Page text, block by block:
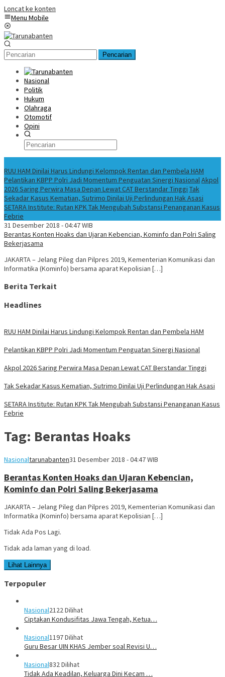
Loncat ke konten
Menu Mobile
Pencarian
Nasional
Politik
Hukum
Olahraga
Otomotif
Opini
RUU HAM Dinilai Harus Lindungi Kelompok Rentan dan Pembela HAM
Pelantikan KBPP Polri Jadi Momentum Penguatan Sinergi NasionalAkpol
2026 Saring Perwira Masa Depan Lewat CAT Berstandar Tinggi Tak
Sekadar Kasus Kematian, Sutrimo Dinilai Uji Perlindungan Hak Asasi
SETARA Institute: Rutan KPK Tak Mengubah Substansi Penanganan Kasus
Febrie
31 Desember 2018 - 04:47 WIB
Berantas Konten Hoaks dan Ujaran Kebencian, Kominfo dan Polri Saling
Bekerjasama
JAKARTA – Jelang Pileg dan Pilpres 2019, Kementerian Komunikasi dan
Informatika (Kominfo) bersama aparat Kepolisian […]
Berita Terkait
Headlines
RUU HAM Dinilai Harus Lindungi Kelompok Rentan dan Pembela HAM
Pelantikan KBPP Polri Jadi Momentum Penguatan Sinergi Nasional
Akpol 2026 Saring Perwira Masa Depan Lewat CAT Berstandar Tinggi
Tak Sekadar Kasus Kematian, Sutrimo Dinilai Uji Perlindungan Hak Asasi
SETARA Institute: Rutan KPK Tak Mengubah Substansi Penanganan Kasus
Febrie
Tag: Berantas Hoaks
Nasionaltarunabanten31 Desember 2018 - 04:47 WIB
Berantas Konten Hoaks dan Ujaran Kebencian,
Kominfo dan Polri Saling Bekerjasama
JAKARTA – Jelang Pileg dan Pilpres 2019, Kementerian Komunikasi dan
Informatika (Kominfo) bersama aparat Kepolisian […]
Tidak Ada Pos Lagi.
Tidak ada laman yang di load.
Lihat Lainnya
Terpopuler
Nasional2122 Dilihat
Ciptakan Kondusifitas Jawa Tengah, Ketua…
Nasional1197 Dilihat
Guru Besar UIN KHAS Jember soal Revisi U…
Nasional832 Dilihat
Tidak Ada Keadilan, Keluarga Dini Kecam …